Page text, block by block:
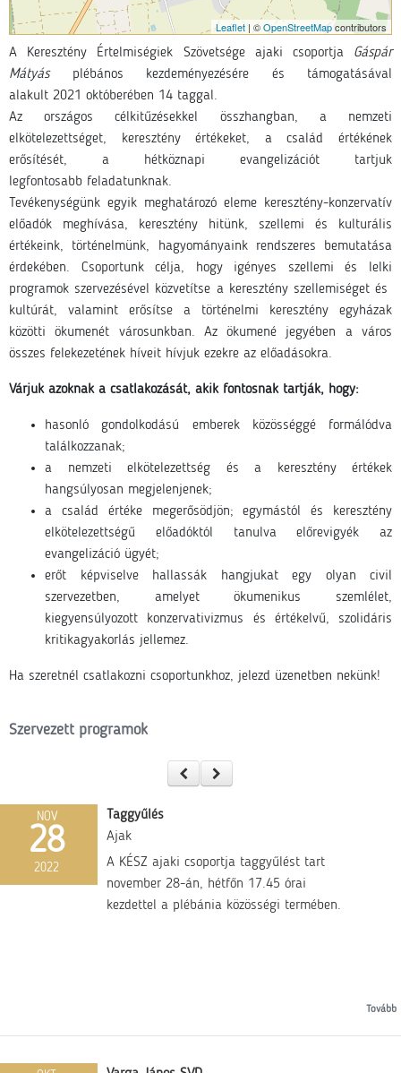
A Keresztény Értelmiségiek Szövetsége ajaki csoportja Gáspár
Mátyásplébános kezdeményezésére és támogatásával
alakult 2021 októberében 14 taggal.
Az országos célkitűzésekkel összhangban, a nemzeti
elkötelezettséget, keresztény értékeket, a család értékének
erősítését, a hétköznapi evangelizációt tartjuk
legfontosabb feladatunknak.
Tevékenységünk egyik meghatározó eleme keresztény-konzervatív
előadók meghívása, keresztény hitünk, szellemi és kulturális
értékeink, történelmünk, hagyományaink rendszeres bemutatása
érdekében. Csoportunk célja, hogy igényes szellemi és lelki
programok szervezésével közvetítse a keresztény szellemiséget és
kultúrát, valamint erősítse a történelmi keresztény egyházak
közötti ökumenét városunkban. Az ökumené jegyében a város
összes felekezetének híveit hívjuk ezekre az előadásokra.
Várjuk azoknak a csatlakozását, akik fontosnak tartják, hogy:
hasonló gondolkodású emberek közösséggé formálódva
találkozzanak;
a nemzeti elkötelezettség és a keresztény értékek
hangsúlyosan megjelenjenek;
a család értéke megerősödjön; egymástól és keresztény
elkötelezettségű előadóktól tanulva előrevigyék az
evangelizáció ügyét;
erőt képviselve hallassák hangjukat egy olyan civil
szervezetben, amelyet ökumenikus szemlélet,
kiegyensúlyozott konzervativizmus és értékelvű, szolidáris
kritikagyakorlás jellemez.
Ha szeretnél csatlakozni csoportunkhoz, jelezd üzenetben nekünk!
Leaflet| ©OpenStreetMapcontributors
Szervezett programok
NOV
28
2022
Taggyűlés
Ajak
A KÉSZ ajaki csoportja taggyűlést tart
november 28-án, hétfőn 17.45 órai
kezdettel a plébánia közösségi termében.
Tovább